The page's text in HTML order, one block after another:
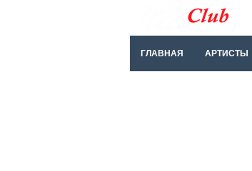
ГЛАВНАЯ АРТИСТЫ